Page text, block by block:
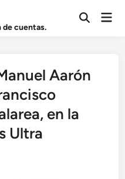
de cuentas.
Abrir
Aarón
en la
Ultra